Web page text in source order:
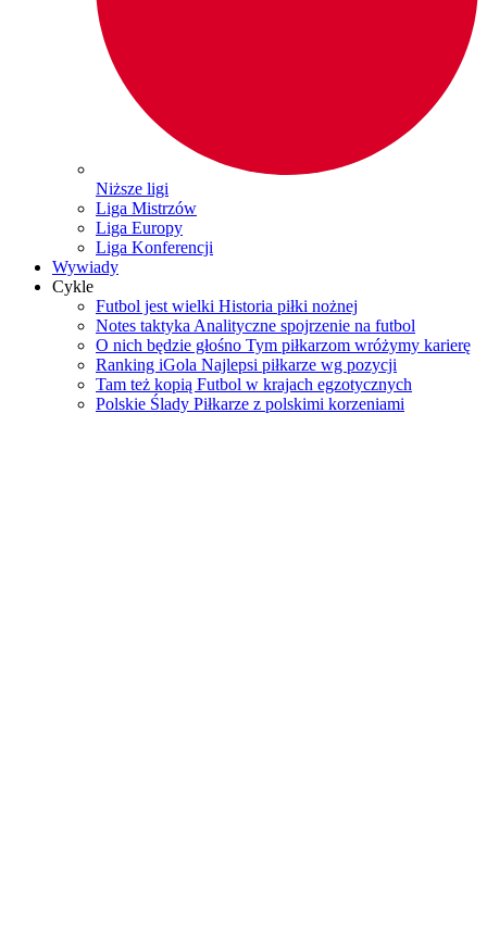
Niższe ligi
Liga Mistrzów
Liga Europy
Liga Konferencji
Wywiady
Cykle
Futbol jest wielki Historia piłki nożnej
Notes taktyka Analityczne spojrzenie na futbol
O nich będzie głośno Tym piłkarzom wróżymy karierę
Ranking iGola Najlepsi piłkarze wg pozycji
Tam też kopią Futbol w krajach egzotycznych
Polskie Ślady Piłkarze z polskimi korzeniami